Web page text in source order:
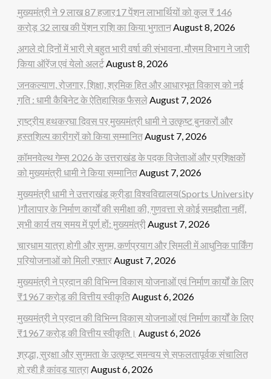
मुख्यमंत्री ने 9 लाख 87 हजार17 पेंशन लाभार्थियों को कुल ₹ 146
करोड़ 32 लाख की पेंशन राशि का किया भुगतान August 8, 2026
अगले दो दिनों में भारी से बहुत भारी वर्षा की संभावना, मौसम विभाग ने जारी
किया ऑरेंज एवं येलो अलर्ट August 8, 2026
जनकल्याण, रोजगार, शिक्षा, श्रमिक हित और आधारभूत विकास को नई
गति : धामी कैबिनेट के ऐतिहासिक फैसले August 7, 2026
राष्ट्रीय हथकरघा दिवस पर मुख्यमंत्री धामी ने उत्कृष्ट बुनकरों और
हस्तशिल्प कारीगरों को किया सम्मानित August 7, 2026
कॉमनवेल्थ गेम्स 2026 के उत्तराखंड के पदक विजेताओं और प्रशिक्षकों
को मुख्यमंत्री धामी ने किया सम्मानित August 7, 2026
मुख्यमंत्री धामी ने उत्तराखंड क्रीड़ा विश्वविद्यालय(Sports University
)गौलापार के निर्माण कार्यों की समीक्षा की, गुणवत्ता से कोई समझौता नहीं,
सभी कार्य तय समय में पूर्ण हों: मुख्यमंत्री August 7, 2026
चारधाम यात्रा होगी और सुगम, कर्णप्रयाग और सिमली में आधुनिक पार्किंग
परियोजनाओं को मिली रफ्तार August 7, 2026
मुख्यमंत्री ने प्रदान की विभिन्न विकास योजनाओं एवं निर्माण कार्यों के लिए
₹1967 करोड़ की वित्तीय स्वीकृति August 6, 2026
मुख्यमंत्री ने प्रदान की विभिन्न विकास योजनाओं एवं निर्माण कार्यों के लिए
₹1967 करोड़ की वित्तीय स्वीकृति। August 6, 2026
श्रद्धा, सुरक्षा और सुगमता के उत्कृष्ट समन्वय से सफलतापूर्वक संचालित
हो रही है कांवड़ यात्रा August 6, 2026